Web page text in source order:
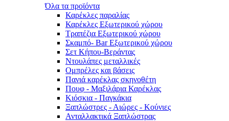
Όλα τα προϊόντα
Καρέκλες παραλίας
Καρέκλες Εξωτερικού χώρου
Τραπέζια Εξωτερικού χώρου
Σκαμπό- Bar Εξωτερικού χώρου
Σετ Κήπου-Βεράντας
Ντουλάπες μεταλλικές
Ομπρέλες και βάσεις
Πανιά καρέκλας σκηνοθέτη
Πουφ - Μαξιλάρια Καρέκλας
Κιόσκια - Παγκάκια
Ξαπλώστρες - Αιώρες - Κούνιες
Ανταλλακτικά Ξαπλώστρας